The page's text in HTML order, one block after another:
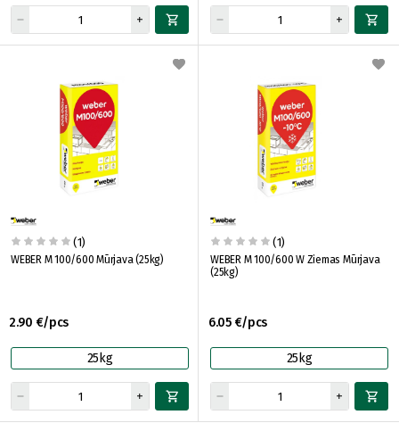
(1)
WEBER M 100/600 Mūrjava (25kg)
2.90 €/pcs
25kg
(1)
WEBER M 100/600 W Ziemas Mūrjava
(25kg)
6.05 €/pcs
25kg